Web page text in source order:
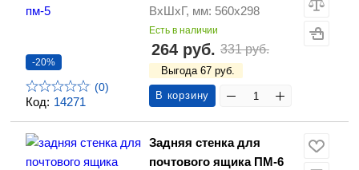
Код: 14271
-20%
(0)
ВхШхГ, мм: 560х298
Есть в наличии
264 руб. 331 руб.
Выгода 67 руб.
В корзину
Задняя стенка для
почтового ящика ПМ-6